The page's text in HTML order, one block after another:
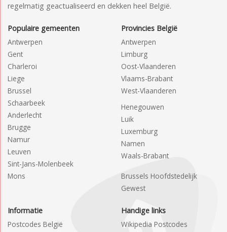
regelmatig geactualiseerd en dekken heel België.
Populaire gemeenten
Antwerpen
Gent
Charleroi
Liege
Brussel
Schaarbeek
Anderlecht
Brugge
Namur
Leuven
Sint-Jans-Molenbeek
Mons
Provincies België
Antwerpen
Limburg
Oost-Vlaanderen
Vlaams-Brabant
West-Vlaanderen
Henegouwen
Luik
Luxemburg
Namen
Waals-Brabant
Brussels Hoofdstedelijk
Gewest
Informatie
Postcodes België
Handige links
Wikipedia Postcodes